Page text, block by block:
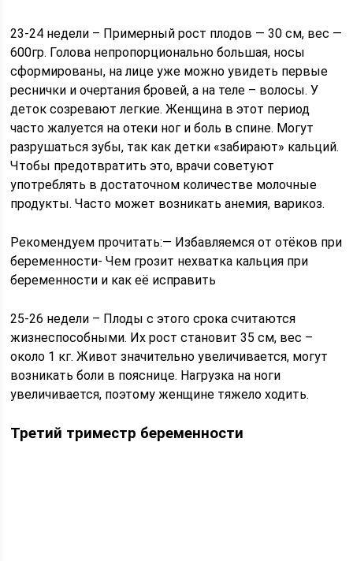
23-24 недели – Примерный рост плодов — 30 см, вес —
600гр. Голова непропорционально большая, носы
сформированы, на лице уже можно увидеть первые
реснички и очертания бровей, а на теле – волосы. У
деток созревают легкие. Женщина в этот период
часто жалуется на отеки ног и боль в спине. Могут
разрушаться зубы, так как детки «забирают» кальций.
Чтобы предотвратить это, врачи советуют
употреблять в достаточном количестве молочные
продукты. Часто может возникать анемия, варикоз.
Рекомендуем прочитать:— Избавляемся от отёков при
беременности- Чем грозит нехватка кальция при
беременности и как её исправить
25-26 недели – Плоды с этого срока считаются
жизнеспособными. Их рост становит 35 см, вес –
около 1 кг. Живот значительно увеличивается, могут
возникать боли в пояснице. Нагрузка на ноги
увеличивается, поэтому женщине тяжело ходить.
Третий триместр беременности